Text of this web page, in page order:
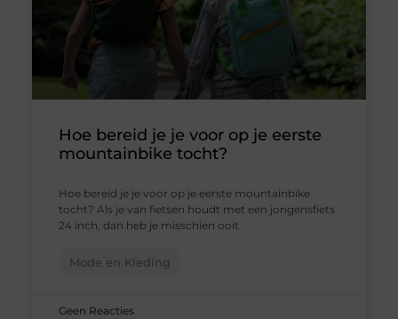
Hoe bereid je je voor op je eerste
mountainbike tocht?
Hoe bereid je je voor op je eerste mountainbike
tocht? Als je van fietsen houdt met een jongensfiets
24 inch, dan heb je misschien ooit
Mode en Kleding
Geen Reacties